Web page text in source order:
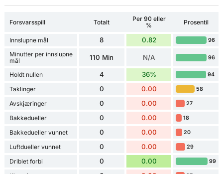
Forsvarsspill Totalt
Per 90 eller
%
Prosentil
Innslupne mål 8 0.82 96
Minutter per innslupne
mål
110 Min N/A 96
Holdt nullen 4 36% 94
Taklinger 0 0.00 58
Avskjæringer 0 0.00 27
Bakkedueller 0 0.00 18
Bakkedueller vunnet 0 0.00 20
Luftdueller vunnet 0 0.00 29
Driblet forbi 0 0.00 99